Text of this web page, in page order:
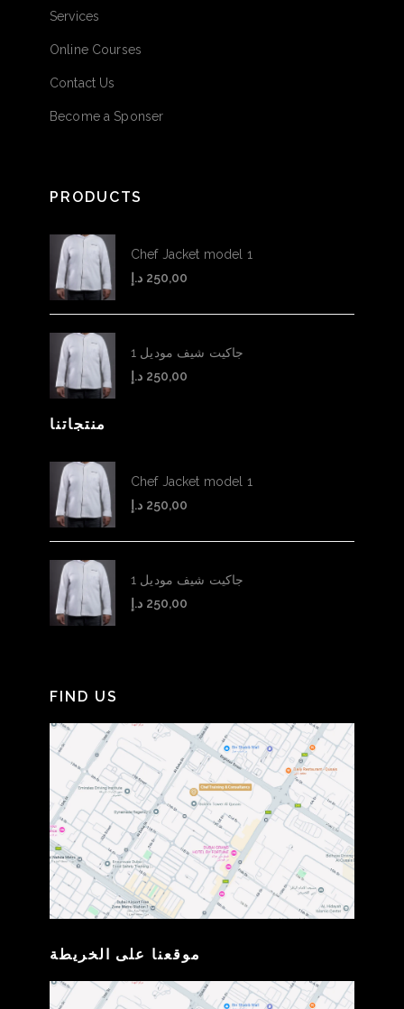
Services
Online Courses
Contact Us
Become a Sponser
PRODUCTS
Chef Jacket model 1
250,00 د.إ
جاكيت شيف موديل 1
250,00 د.إ
منتجاتنا
Chef Jacket model 1
250,00 د.إ
جاكيت شيف موديل 1
250,00 د.إ
FIND US
موقعنا على الخريطة